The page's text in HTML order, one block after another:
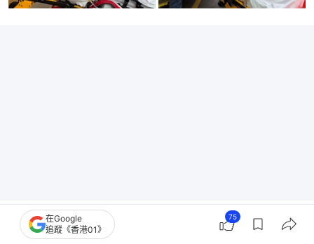
現場車輛流量頻繁，駛經車輛車速甚高，惟50米外才
在Google
追蹤《香港01》
75